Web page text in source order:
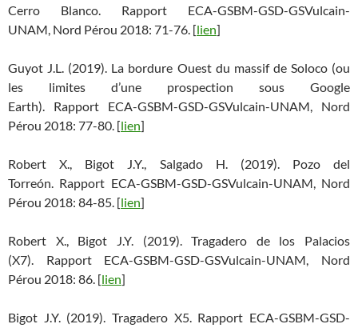
Cerro Blanco. Rapport ECA-GSBM-GSD-GSVulcain-
UNAM, Nord Pérou 2018: 71-76. [lien]
Guyot J.L. (2019). La bordure Ouest du massif de Soloco (ou
les limites d’une prospection sous Google
Earth). Rapport ECA-GSBM-GSD-GSVulcain-UNAM, Nord
Pérou 2018: 77-80. [lien]
Robert X., Bigot J.Y., Salgado H. (2019). Pozo del
Torreón. Rapport ECA-GSBM-GSD-GSVulcain-UNAM, Nord
Pérou 2018: 84-85. [lien]
Robert X., Bigot J.Y. (2019). Tragadero de los Palacios
(X7). Rapport ECA-GSBM-GSD-GSVulcain-UNAM, Nord
Pérou 2018: 86. [lien]
Bigot J.Y. (2019). Tragadero X5. Rapport ECA-GSBM-GSD-